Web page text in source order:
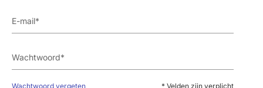
Wachtwoord vergeten * Velden zijn verplicht
van CHD, geschiedenis van diabetes, totaal
cholesterolniveau voor behandeling, hoge
lipoproteïneniveaus, triglyceriden niveaus of
voorafgaand gebruik van statinetherapie.
Er was enig bewijs van heterogeniteit in de